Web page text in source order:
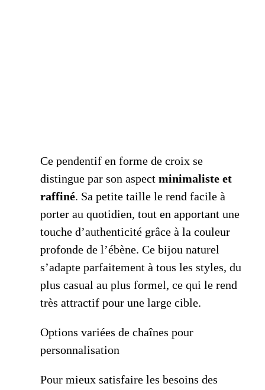
Ce pendentif en forme de croix se
distingue par son aspect minimaliste et
raffiné. Sa petite taille le rend facile à
porter au quotidien, tout en apportant une
touche d’authenticité grâce à la couleur
profonde de l’ébène. Ce bijou naturel
s’adapte parfaitement à tous les styles, du
plus casual au plus formel, ce qui le rend
très attractif pour une large cible.
Options variées de chaînes pour
personnalisation
Pour mieux satisfaire les besoins des